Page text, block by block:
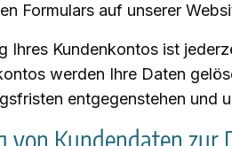
Formulars auf unserer
Ihres Kundenkontos ist
werden Ihre Daten
entgegenstehen und
von Kundendaten zur